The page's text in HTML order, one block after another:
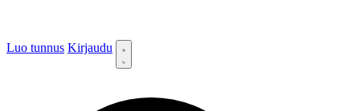
Luo tunnus Kirjaudu